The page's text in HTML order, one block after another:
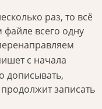
раз, то всё
всего одну
с начала
дописывать,
записать